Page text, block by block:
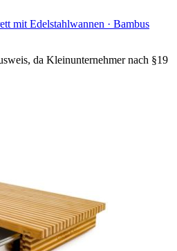
mit Edelstahlwannen · Bambus
da Kleinunternehmer nach §19